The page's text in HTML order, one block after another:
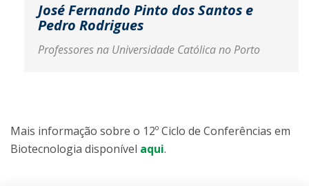
José Fernando Pinto dos Santos e
Pedro Rodrigues
Professores na Universidade Católica no Porto
Mais informação sobre o 12º Ciclo de Conferências em
Biotecnologia disponível aqui.